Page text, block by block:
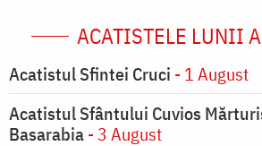
ACATISTELE LUNII
Acatistul Sfintei Cruci - 1 August
Acatistul Sfântului Cuvios
Basarabia- 3 August